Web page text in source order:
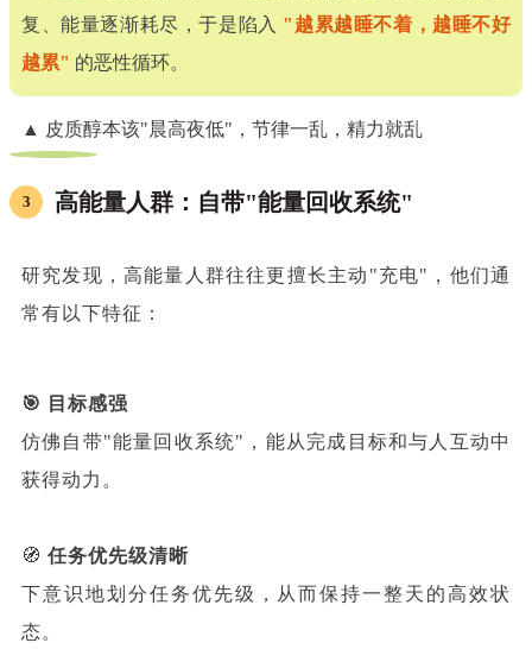
复、能量逐渐耗尽，于是陷入 "越累越睡不着，越睡不好
越累" 的恶性循环。
▲ 皮质醇本该"晨高夜低"，节律一乱，精力就乱
3 高能量人群：自带"能量回收系统"
研究发现，高能量人群往往更擅长主动"充电"，他们通
常有以下特征：
🎯 目标感强
仿佛自带"能量回收系统"，能从完成目标和与人互动中
获得动力。
🧭 任务优先级清晰
下意识地划分任务优先级，从而保持一整天的高效状
态。